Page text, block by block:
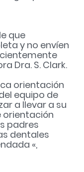
que
y no envíen
Dra. S. Clark.
orientación
equipo de
a llevar a su
orientación
padres
dentales
«,